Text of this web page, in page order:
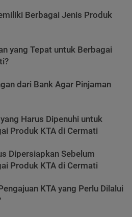
Berbagai Jenis Produk
yang Tepat untuk Berbagai
dari Bank Agar Pinjaman
Harus Dipenuhi untuk
Produk KTA di Cermati
Dipersiapkan Sebelum
Produk KTA di Cermati
KTA yang Perlu Dilalui